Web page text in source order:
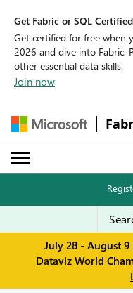
Get Fabric or SQL
Get certified for free when
2026 and dive into Fabric,
other essential data skills.
Join now
July 28 - August
Dataviz World